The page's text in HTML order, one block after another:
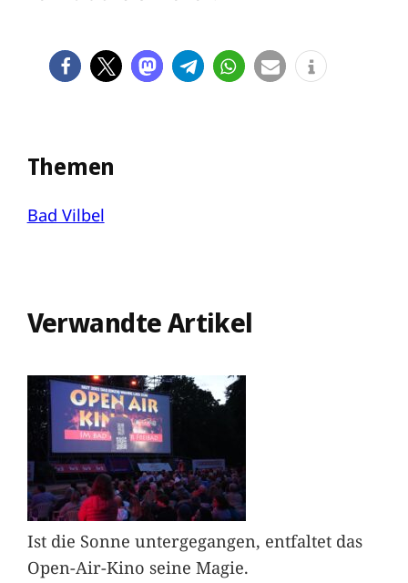
Themen
Bad Vilbel
Verwandte Artikel
Ist die Sonne untergegangen, entfaltet das
Open-Air-Kino seine Magie.